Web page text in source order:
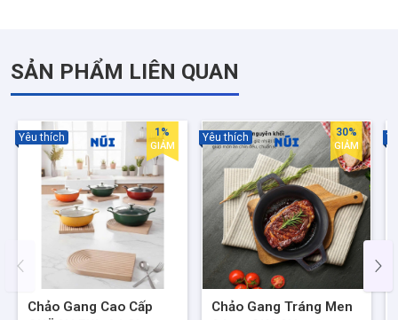
- Đường kính 26cm chưa tính phần tay cầm. Đủ rộng cho 4-6
SẢN PHẨM LIÊN QUAN
Chảo Gang Cao Cấp
Yêu thích 1%
GIẢM
Chảo Gang Tráng Men
Yêu thích 30%
GIẢM